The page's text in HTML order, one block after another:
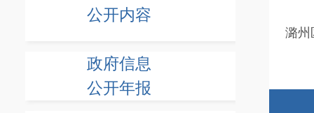
公开内容
政府信息
公开年报
潞州